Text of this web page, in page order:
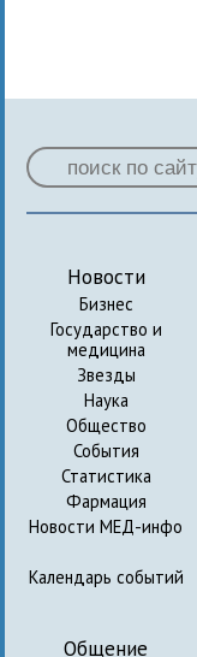
Новости
Бизнес
Государство и
медицина
Звезды
Наука
Общество
События
Статистика
Фармация
Новости МЕД-инфо
Календарь событий
Общение